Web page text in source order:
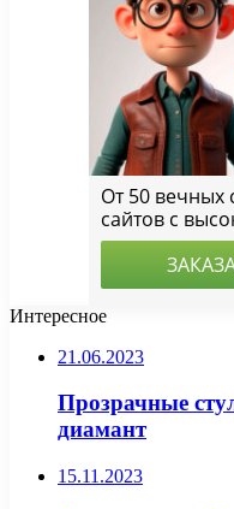
Интересное
21.06.2023
Прозрачные
диамант
15.11.2023